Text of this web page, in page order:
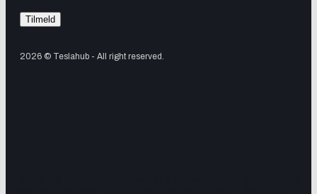
2026 © Teslahub - All right reserved.